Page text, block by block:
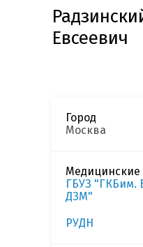
Евсеевич
Город
Москва
Медицинские
ГБУЗ "ГКБим.
ДЗМ"
РУДН